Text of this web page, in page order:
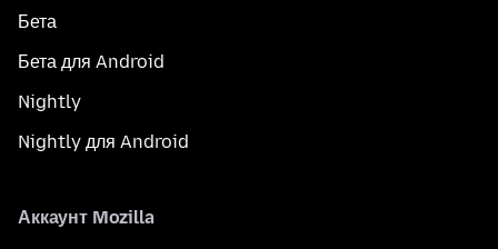
Бета
Бета для Android
Nightly
Nightly для Android
Аккаунт Mozilla